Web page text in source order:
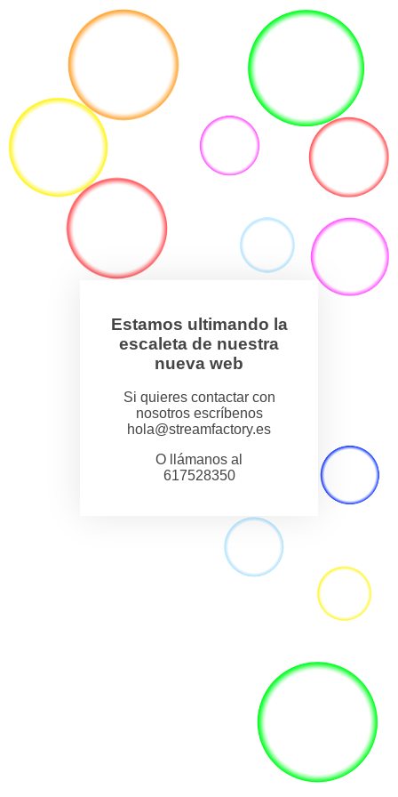
Estamos ultimando la
escaleta de nuestra
nueva web
Si quieres contactar con
nosotros escríbenos
hola@streamfactory.es
O llámanos al
617528350